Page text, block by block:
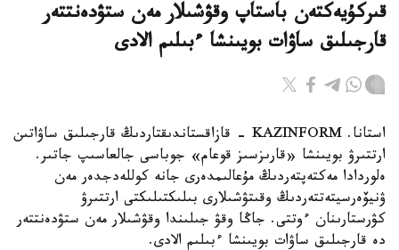
قىركۇيەكتەن باستاپ وقۋشىلار مەن ستۋدەنتتەر
قارجىلىق ساۋات بويىنشا ءبىلىم الادى
استانا. KAZINFORM - قازاقستاندىقتاردىڭ قارجىلىق ساۋاتىن
ارتتىرۋ بويىنشا «قارىزسىز قوعام» جوباسى جالعاسىپ جاتىر.
ەلوردادا مەكتەپتەردىڭ مۇعالىمدەرى جانە كوللەدجدەر مەن
ۋنيۆەرسيتەتتەردىڭ وقىتۋشىلارى بىلىكتىلىكتى ارتتىرۋ
كۋرستارىنان ءوتتى. جاڭا وقۋ جىلىندا وقۋشىلار مەن ستۋدەنتتەر
دە قارجىلىق ساۋات بويىنشا ءبىلىم الادى.